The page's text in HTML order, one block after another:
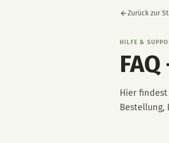
Zurück zur
HILFE &
Hier
Bestellung,